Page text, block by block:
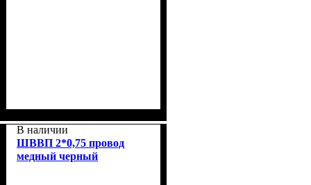
В наличии
ШВВП 2*0,75 провод
медный черный